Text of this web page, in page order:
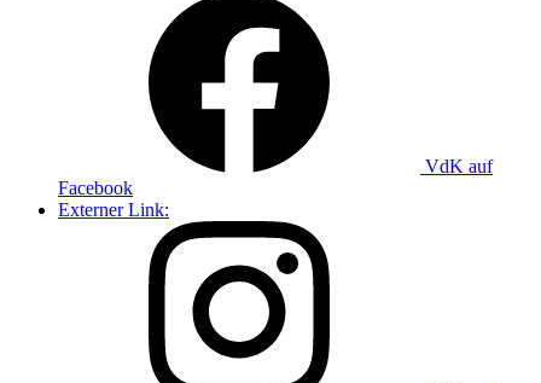
VdK auf
Facebook
Externer Link: